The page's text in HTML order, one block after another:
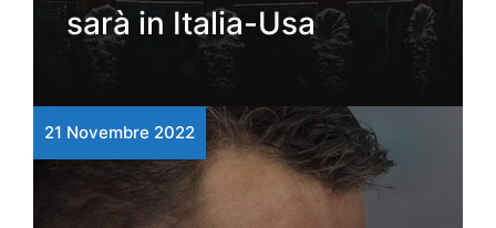
sarà in Italia-Usa
21 Novembre 2022